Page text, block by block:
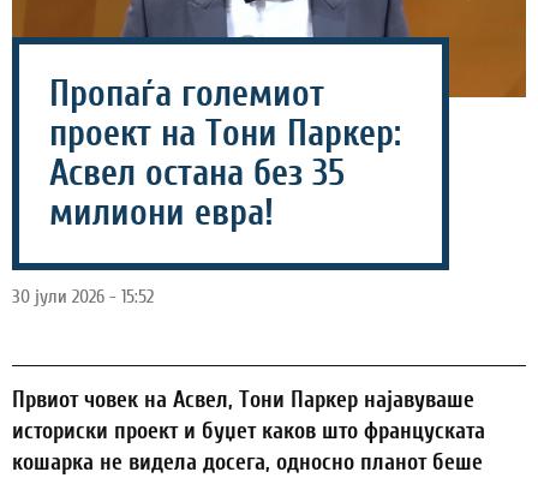
Пропаѓа големиот
проект на Тони Паркер:
Асвел остана без 35
милиони евра!
30 јули 2026 - 15:52
Првиот човек на Асвел, Тони Паркер најавуваше
историски проект и буџет каков што француската
кошарка не видела досега, односно планот беше